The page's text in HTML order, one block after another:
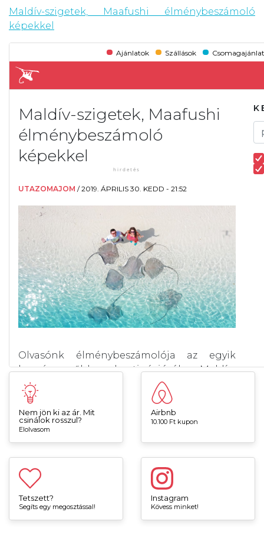
Maldív-szigetek, Maafushi élménybeszámoló
képekkel
Nem jön ki az ár. Mit
csinálok rosszul?
Elolvasom
Airbnb
10.100 Ft kupon
Tetszett?
Segíts egy megosztással!
Instagram
Kövess minket!